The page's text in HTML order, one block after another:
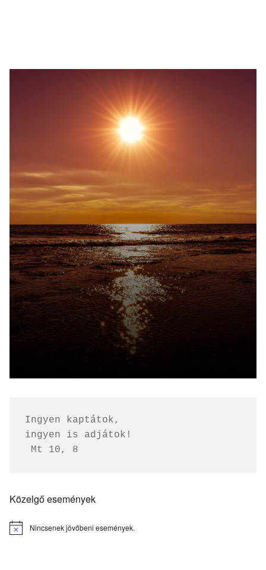
Ingyen kaptátok,
ingyen is adjátok!
Mt 10, 8
Közelgő események
Notice Nincsenek jövőbeni események.